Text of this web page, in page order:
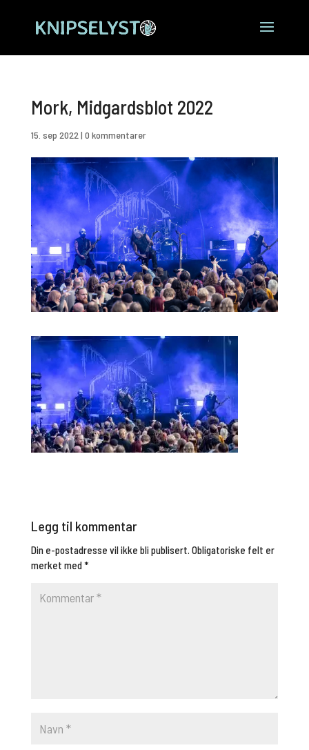
Mork, Midgardsblot 2022
15. sep 2022 | 0 kommentarer
Legg til kommentar
Din e-postadresse vil ikke bli publisert. Obligatoriske felt er
merket med*